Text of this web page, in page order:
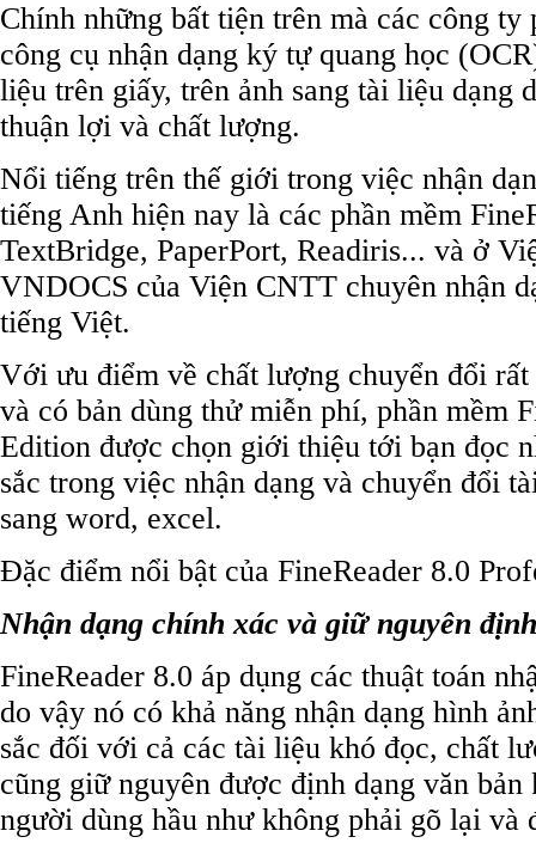
Chính những bất tiện trên mà các công ty
công cụ nhận dạng ký tự quang học
liệu trên giấy, trên ảnh sang tài liệu dạng
thuận lợi và chất lượng.
Nổi tiếng trên thế giới trong việc nhận
tiếng Anh hiện nay là các phần mềm
TextBridge, PaperPort, Readiris... và ở
VNDOCS của Viện CNTT chuyên nhận
tiếng Việt.
Với ưu điểm về chất lượng chuyển đổi
và có bản dùng thử miễn phí, phần mềm
Edition được chọn giới thiệu tới bạn đọc
sắc trong việc nhận dạng và chuyển đổi
sang word, excel.
Đặc điểm nổi bật của FineReader 8.0
Nhận dạng chính xác và giữ nguyên
FineReader 8.0 áp dụng các thuật toán
do vậy nó có khả năng nhận dạng hình
sắc đối với cả các tài liệu khó đọc, chất
cũng giữ nguyên được định dạng văn
người dùng hầu như không phải gõ lại và